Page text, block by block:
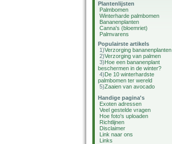
Plantenlijsten
Palmbomen
Winterharde palmbomen
Bananenplanten
Canna's (bloemriet)
Palmvarens
Populairste artikels
1)Verzorging bananenplanten
2)Verzorging van palmen
3)Hoe een bananenplant
beschermen in de winter?
4)De 10 winterhardste
palmbomen ter wereld
5)Zaaien van avocado
Handige pagina's
Exoten adressen
Veel gestelde vragen
Hoe foto's uploaden
Richtlijnen
Disclaimer
Link naar ons
Links